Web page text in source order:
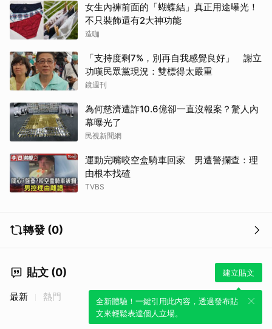
女生內褲前面的「蝴蝶結」真正用途曝光！
不只裝飾還有2大神功能
造咖
「支持度剩7%，別再自我感覺良好」 謝立
功嘆民眾黨現況：雙標得太嚴重
鏡週刊
為何慈濟遭詐10.6億卻一直沒報案？驚人內
幕曝光了
民視新聞網
運動完嘴咬空盒騎車回家 男遭警攔查：理
由根本找碴
TVBS
轉發 (0)
貼文 (0) 建立貼文
全新體驗！一鍵引用此內容，透過發布貼
文來輕鬆表達個人立場。
最新 熱門